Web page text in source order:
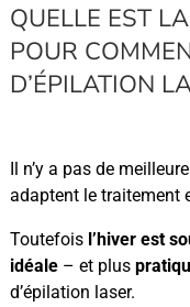
QUELLE EST
POUR
D’ÉPILATION
Il n’y a pas de
adaptent le traitement
Toutefois l’hiver est
idéale– et plus
d’épilation laser.